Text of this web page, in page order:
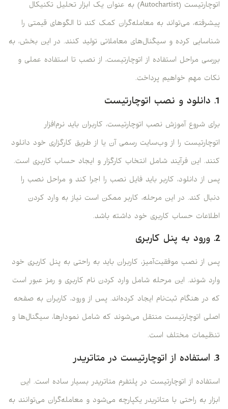
اتوچارتیست (Autochartist) به عنوان یک ابزار تحلیل تکنیکال
پیشرفته، می‌تواند به معامله‌گران کمک کند تا الگوهای قیمتی را
شناسایی کرده و سیگنال‌های معاملاتی تولید کنند. در این بخش، به
بررسی مراحل استفاده از اتوچارتیست، از نصب تا استفاده عملی و
نکات مهم خواهیم پرداخت.
1. دانلود و نصب اتوچارتیست
برای شروع آموزش نصب اتوچارتیست، کاربران باید نرم‌افزار
اتوچارتیست را از وب‌سایت رسمی آن یا از طریق کارگزاری خود دانلود
کنند. این فرآیند شامل انتخاب کارگزار و ایجاد حساب کاربری است.
پس از دانلود، کاربر باید فایل نصب را اجرا کند و مراحل نصب را
دنبال کند. در این مرحله، کاربر ممکن است نیاز به وارد کردن
اطلاعات حساب کاربری خود داشته باشد.
2. ورود به پنل کاربری
پس از نصب موفقیت‌آمیز، کاربران باید به راحتی به پنل کاربری خود
وارد شوند. این مرحله شامل وارد کردن نام کاربری و رمز عبور است
که در هنگام ثبت‌نام ایجاد کرده‌اند. پس از ورود، کاربران به صفحه
اصلی اتوچارتیست منتقل می‌شوند که شامل نمودارها، سیگنال‌ها و
تنظیمات مختلف است.
3. استفاده از اتوچارتیست در متاتریدر
استفاده از اتوچارتیست در پلتفرم متاتریدر بسیار ساده است. این
ابزار به راحتی با متاتریدر یکپارچه می‌شود و معامله‌گران می‌توانند به